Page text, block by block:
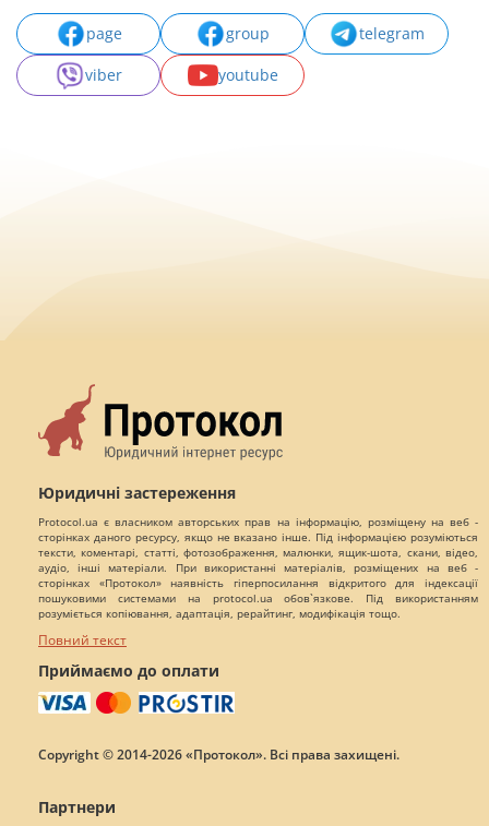
page group
telegram
viber
youtube
Юридичні застереження
Protocol.ua є власником авторських прав на інформацію, розміщену на веб -
сторінках даного ресурсу, якщо не вказано інше. Під інформацією розуміються
тексти, коментарі, статті, фотозображення, малюнки, ящик-шота, скани, відео,
аудіо, інші матеріали. При використанні матеріалів, розміщених на веб -
сторінках «Протокол» наявність гіперпосилання відкритого для індексації
пошуковими системами на protocol.ua обов`язкове. Під використанням
розуміється копіювання, адаптація, рерайтинг, модифікація тощо.
Повний текст
Приймаємо до оплати
Copyright © 2014-2026 «Протокол». Всі права захищені.
Партнери